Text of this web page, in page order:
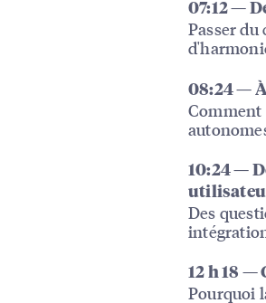
07:12 —
Passer
08:24 —
Comment
10:24 —
Des
12 h 18 —
Pourquoi